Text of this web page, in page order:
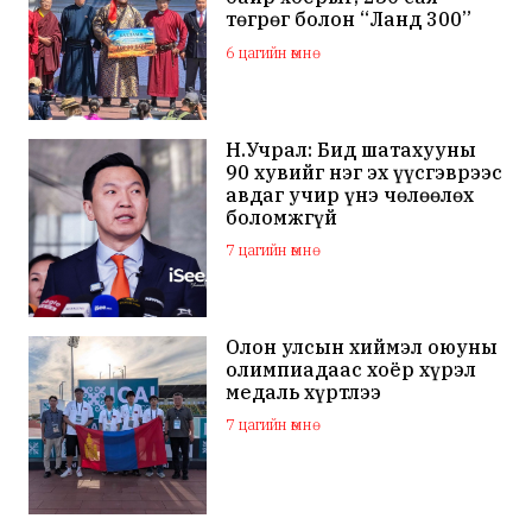
төгрөг болон “Ланд 300”
маркийн автомашинаар
мялаажээ
6 цагийн өмнө
Н.Учрал: Бид шатахууны
90 хувийг нэг эх үүсгэврээс
авдаг учир үнэ чөлөөлөх
боломжгүй
7 цагийн өмнө
Олон улсын хиймэл оюуны
олимпиадаас хоёр хүрэл
медаль хүртлээ
7 цагийн өмнө